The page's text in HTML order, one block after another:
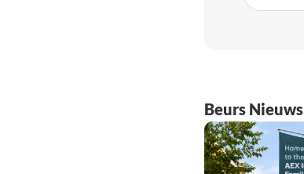
Beurs Nieuws